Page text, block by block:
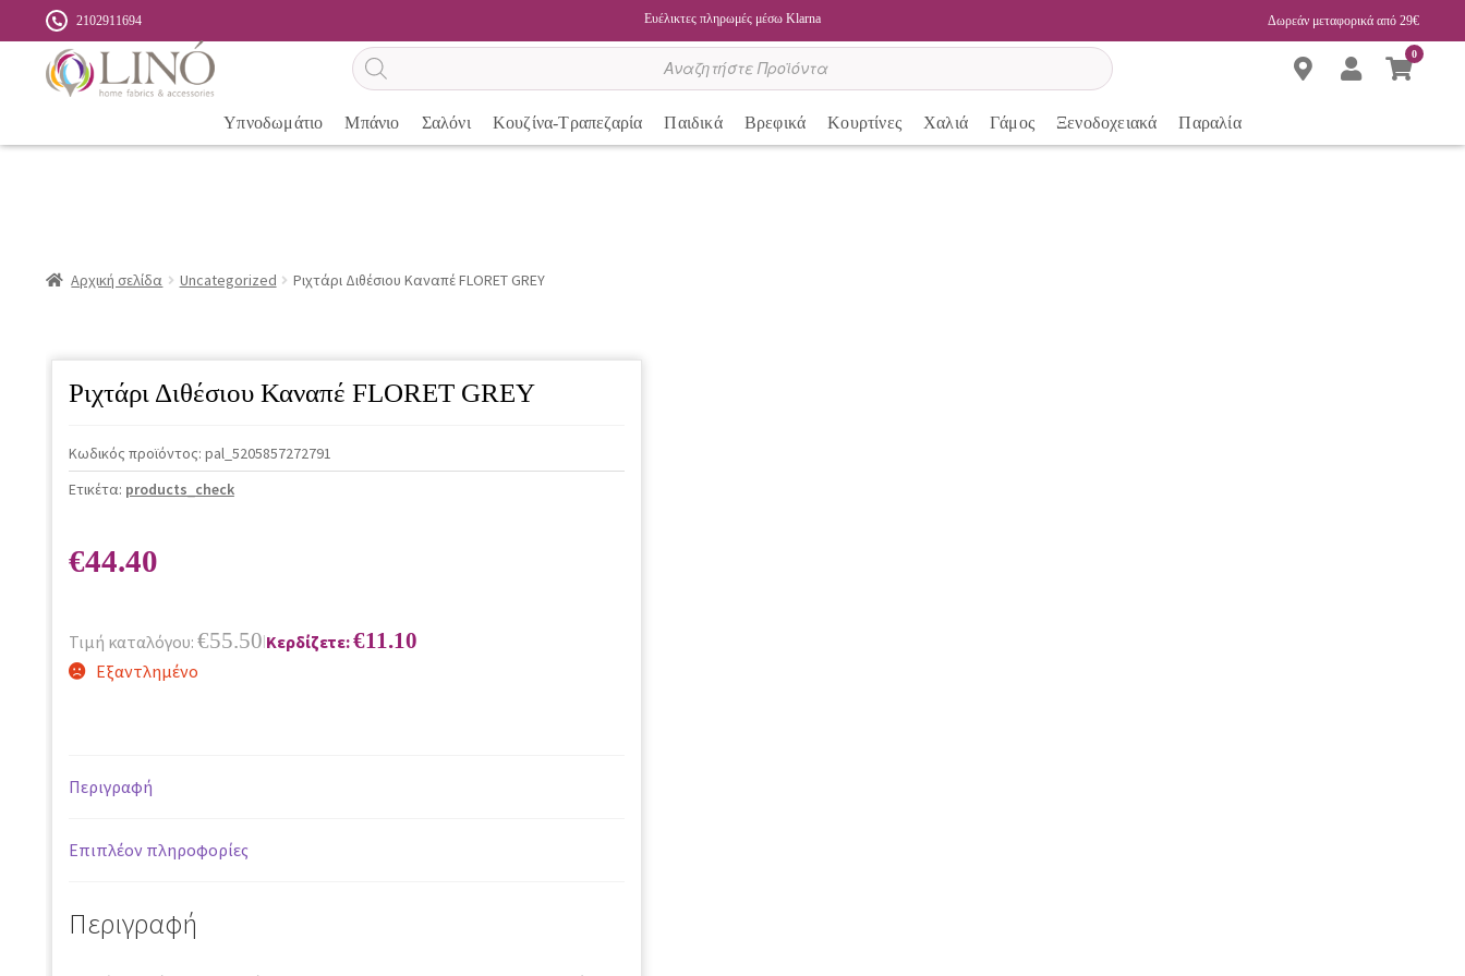
2102911694 Ευέλικτες πληρωμές μέσω Klarna Δωρεάν μεταφορικά από 29€
Αναζήτηση
προϊόντων
0
Υπνοδωμάτιο Μπάνιο Σαλόνι Κουζίνα-Τραπεζαρία Παιδικά Βρεφικά Κουρτίνες Χαλιά Γάμος Ξενοδοχειακά Παραλία
Αρχική σελίδα Uncategorized Ριχτάρι Διθέσιου Καναπέ FLORET GREY
Ριχτάρι Διθέσιου Καναπέ FLORET GREY
Κωδικός προϊόντος: pal_5205857272791
Ετικέτα: products_check
€44.40
Τιμή καταλόγου: €55.50|Κερδίζετε:€11.10
Εξαντλημένο
Περιγραφή
Επιπλέον πληροφορίες
Περιγραφή